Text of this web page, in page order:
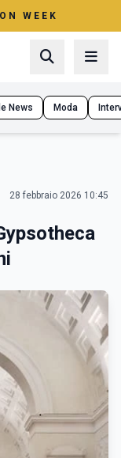
WEEK
News Moda
28 febbraio 2026 10:45